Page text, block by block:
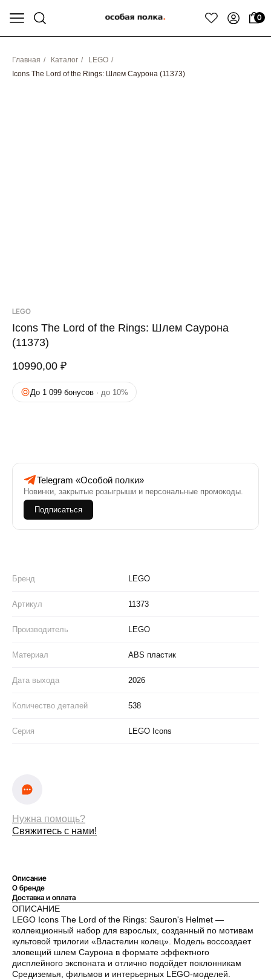
0
Главная / Каталог / LEGO /
Icons The Lord of the Rings: Шлем Саурона (11373)
Icons The Lord of the Rings: Шлем Саурона
(11373)
LEGO
10990,00 ₽
До 1 099 бонусов · до 10%
Telegram «Особой полки»
Новинки, закрытые розыгрыши и персональные промокоды.
Подписаться
Бренд LEGO
Артикул 11373
Производитель LEGO
Материал ABS пластик
Дата выхода 2026
Количество деталей 538
Серия LEGO Icons
Нужна помощь?
Свяжитесь с нами!
Описание
О бренде
Доставка и оплата
ОПИСАНИЕ
LEGO Icons The Lord of the Rings: Sauron's Helmet —
коллекционный набор для взрослых, созданный по мотивам
культовой трилогии «Властелин колец». Модель воссоздает
зловещий шлем Саурона в формате эффектного
дисплейного экспоната и отлично подойдет поклонникам
Средиземья, фильмов и интерьерных LEGO-моделей.